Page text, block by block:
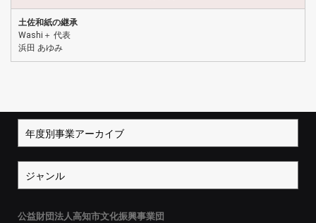
土佐和紙の継承
Washi＋ 代表
浜田 あゆみ
公益財団法人高知市文化振興事業団